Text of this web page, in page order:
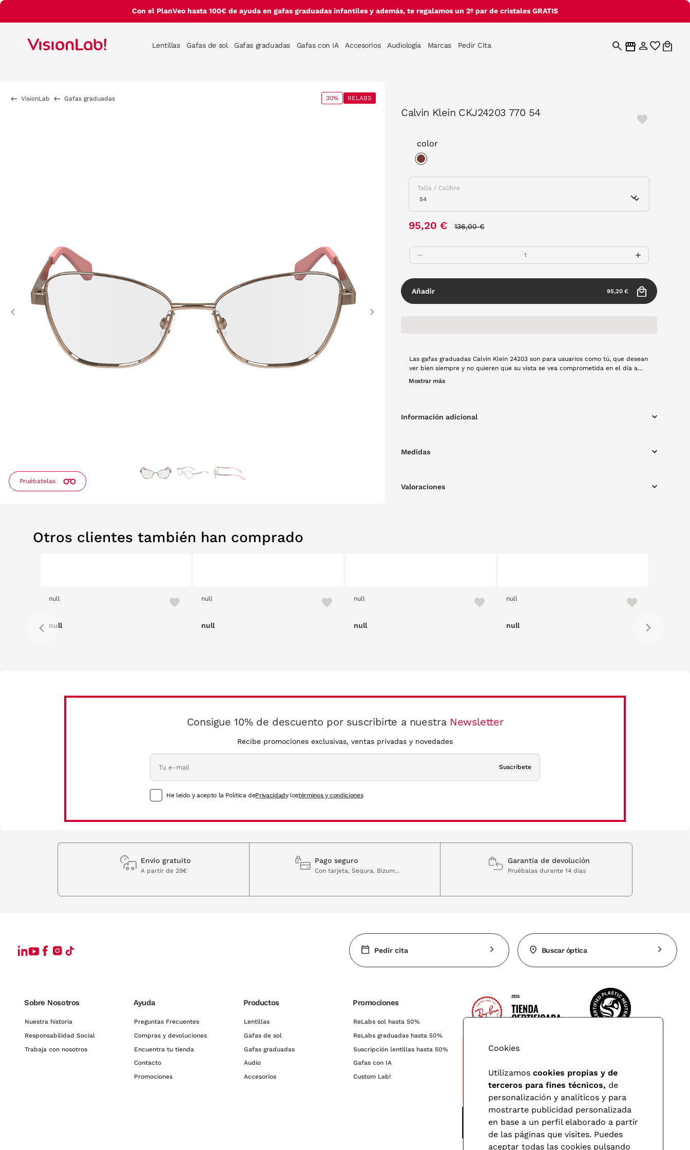
Con el PlanVeo hasta 100€ de ayuda en gafas graduadas infantiles y además, te regalamos un 2º par de cristales GRATIS
Lentillas Gafas de sol Gafas graduadas Gafas con IA Accesorios Audiología Marcas Pedir Cita
VisionLab Gafas graduadas 30% RELABS
Pruébatelas
Previous
Calvin Klein CKJ24203 770 54
color
Talla / Calibre
95,20 € 136,00 €
Añadir 95,20 €
Las gafas graduadas Calvin Klein 24203 son para usuarios como tú, que desean
ver bien siempre y no quieren que su vista se vea comprometida en el día a
día. Observa todo lo que te rodea y disfruta de un look atemporal en todo
Mostrar más
Información adicional
Medidas
Valoraciones
Otros clientes también han comprado
null
null
null
null
null
null
null
null
Consigue 10% de descuento por suscribirte a nuestra Newsletter
Recibe promociones exclusivas, ventas privadas y novedades
Suscríbete
He leído y acepto la Política dePrivacidady lostérminos y condiciones
Envio gratuito
A partir de 29€
Pago seguro
Con tarjeta, Sequra, Bizum...
Garantia de devolución
Pruébalas durante 14 días
Pedir cita Buscar óptica
Sobre Nosotros
Nuestra historia
Responsabilidad Social
Trabaja con nosotros
Ayuda
Preguntas Frecuentes
Compras y devoluciones
Encuentra tu tienda
Contacto
Promociones
Productos
Lentillas
Gafas de sol
Gafas graduadas
Audio
Accesorios
Promociones
ReLabs sol hasta 50%
ReLabs graduadas hasta 50%
Suscripción lentillas hasta 50%
Gafas con IA
Custom Lab!
Cookies
Utilizamos cookies propias y de
terceros para fines técnicos, de
personalización y analíticos y para
mostrarte publicidad personalizada
en base a un perfil elaborado a partir
de las páginas que visites. Puedes
aceptar todas las cookies pulsando